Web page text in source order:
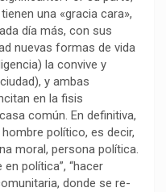
una «gracia cara»,
día más, con sus
nuevas formas de vida
la convive y
y ambas
en la fisis
común. En definitiva,
político, es decir,
moral, persona política.
política”, “hacer
donde se re-